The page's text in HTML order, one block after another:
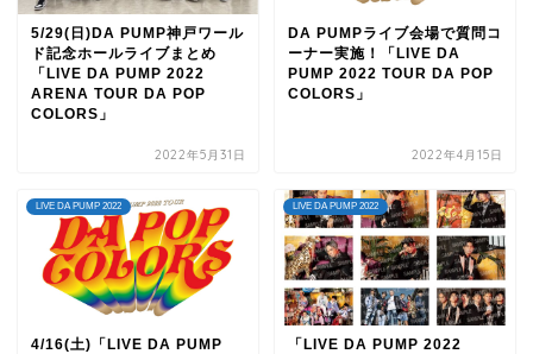
5/29(日)DA PUMP神戸ワール
ド記念ホールライブまとめ
「LIVE DA PUMP 2022
ARENA TOUR DA POP
COLORS」
2022年5月31日
DA PUMPライブ会場で質問コ
ーナー実施！「LIVE DA
PUMP 2022 TOUR DA POP
COLORS」
2022年4月15日
LIVE DA PUMP 2022
4/16(土)「LIVE DA PUMP
LIVE DA PUMP 2022
「LIVE DA PUMP 2022